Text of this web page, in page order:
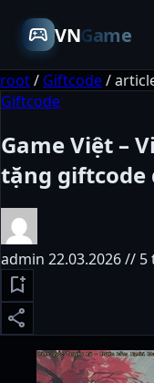
sports_esports VNGame
root/ Giftcode/
Giftcode
Game Việt –
tặng giftcode
admin 22.03.2026 //
bookmark_add
share